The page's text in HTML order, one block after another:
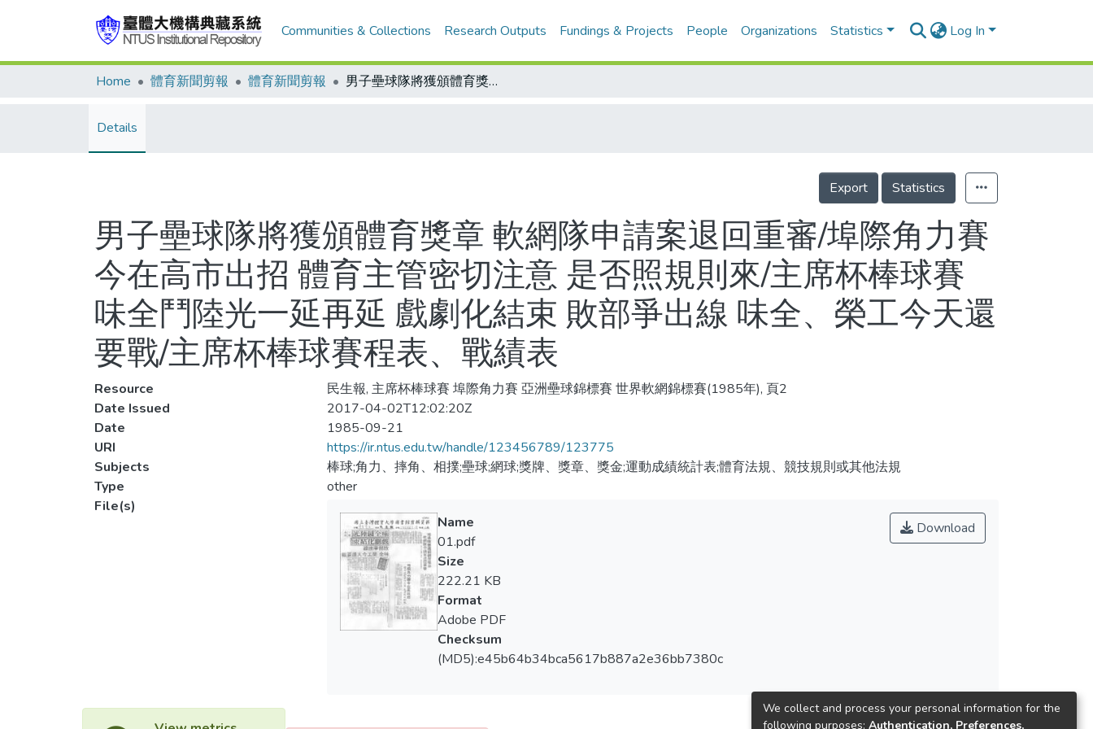
Communities & Collections Research Outputs Fundings & Projects People Organizations Statistics Log In
Home 體育新聞剪報 體育新聞剪報 男子壘球隊將獲頒體育獎章 軟網隊申請案退回重審/埠際角力賽今在高市出招 體育主管密切注意 是否照規則來/主席杯棒球賽 味全鬥陸光一延再延 戲劇化結束 敗部爭出線 味全、榮工今天還要戰/主席杯棒球賽程表、戰績表
Details
Export Statistics
男子壘球隊將獲頒體育獎章 軟網隊申請案退回重審/埠際角力賽
今在高市出招 體育主管密切注意 是否照規則來/主席杯棒球賽
味全鬥陸光一延再延 戲劇化結束 敗部爭出線 味全、榮工今天還
要戰/主席杯棒球賽程表、戰績表
Resource
民生報, 主席杯棒球賽 埠際角力賽 亞洲壘球錦標賽 世界軟網錦標賽(1985年), 頁2
Date Issued
2017-04-02T12:02:20Z
Date
1985-09-21
URI
https://ir.ntus.edu.tw/handle/123456789/123775
Subjects
棒球;角力、摔角、相撲;壘球;網球;獎牌、獎章、獎金;運動成績統計表;體育法規、競技規則或其他法規
Type
other
File(s)
Download
Name
01.pdf
Size
222.21 KB
Format
Adobe PDF
Checksum
(MD5):e45b64b34bca5617b887a2e36bb7380c
We collect and process your personal information for the
following purposes: Authentication, Preferences,